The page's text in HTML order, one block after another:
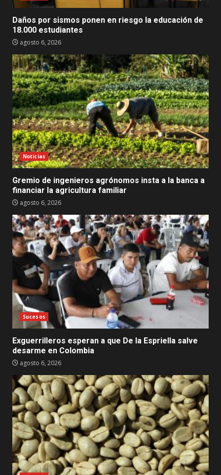
Daños por sismos ponen en riesgo la educación de
18.000 estudiantes
agosto 6, 2026
Noticias
Gremio de ingenieros agrónomos insta a la banca a
financiar la agricultura familiar
agosto 6, 2026
Sucesos
Exguerrilleros esperan a que De la Espriella salve
desarme en Colombia
agosto 6, 2026